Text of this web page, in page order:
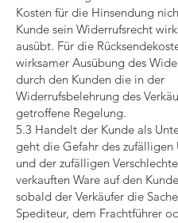
Kosten für die Hinsendung
Kunde sein Widerrufsrecht
ausübt. Für die
wirksamer Ausübung des
durch den Kunden die in der
Widerrufsbelehrung des
getroffene Regelung.
5.3 Handelt der Kunde als
geht die Gefahr des zufälligen
und der zufälligen
verkauften Ware auf den
sobald der Verkäufer die
Spediteur, dem Frachtführer